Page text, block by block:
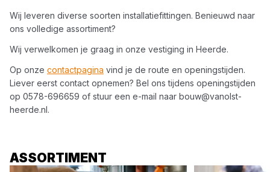
Wij leveren diverse soorten installatiefittingen. Benieuwd naar
ons volledige assortiment?
Wij verwelkomen je graag in onze vestiging in Heerde.
Op onze contactpagina vind je de route en openingstijden.
Liever eerst contact opnemen? Bel ons tijdens openingstijden
op 0578-696659 of stuur een e-mail naar bouw@vanolst-
heerde.nl.
ASSORTIMENT